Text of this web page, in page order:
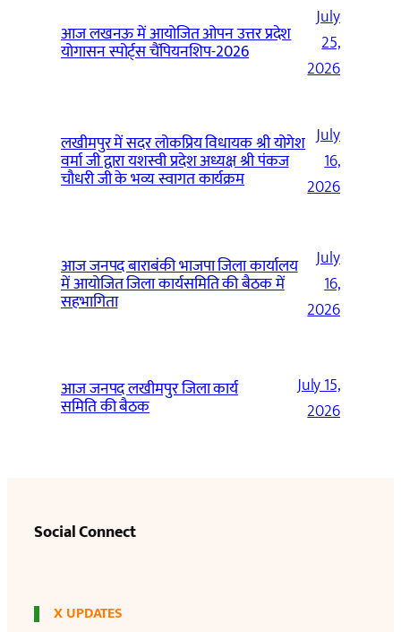
आज लखनऊ में आयोजित ओपन उत्तर प्रदेश
योगासन स्पोर्ट्स चैंपियनशिप-2026
July
25,
2026
लखीमपुर में सदर लोकप्रिय विधायक श्री योगेश
वर्मा जी द्वारा यशस्वी प्रदेश अध्यक्ष श्री पंकज
चौधरी जी के भव्य स्वागत कार्यक्रम
July
16,
2026
आज जनपद बाराबंकी भाजपा जिला कार्यालय
में आयोजित जिला कार्यसमिति की बैठक में
सहभागिता
July
16,
2026
आज जनपद लखीमपुर जिला कार्य
समिति की बैठक
July 15,
2026
Social Connect
X UPDATES